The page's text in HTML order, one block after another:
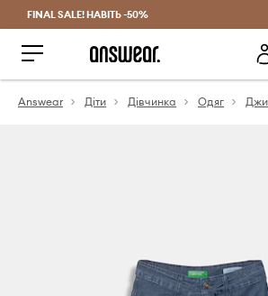
Заощаджуй з Answear Club
FINAL SALE! НАВІТЬ -50%
Answear Діти Дівчинка Одяг